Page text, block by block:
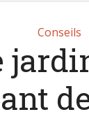
Conseils